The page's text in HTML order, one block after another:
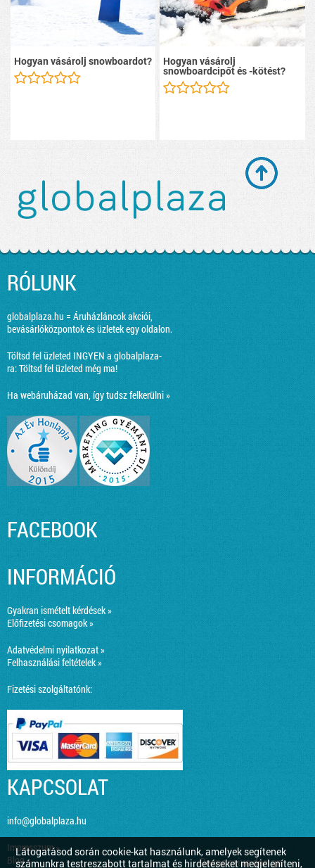
Látogatásod során cookie-kat használunk, amelyek segítenek
számunkra testreszabott tartalmat és hirdetéseket megjeleníteni,
Hogyan vásárolj snowboardot? Hogyan vásárolj
snowboardcipőt és -kötést?
RÓLUNK
globalplaza.hu = Áruházláncok akciói,
bevásárlóközpontok és üzletek egy oldalon.
Töltsd fel üzleted INGYEN a globalplaza-
ra:Töltsd fel üzleted még ma!
Ha webáruházad van, így tudsz felkerülni »
FACEBOOK
INFORMÁCIÓ
Gyakran ismételt kérdések »
Előfizetési csomagok »
Adatvédelmi nyilatkozat »
Felhasználási feltételek »
Fizetési szolgáltatónk:
KAPCSOLAT
info@globalplaza.hu
Impresszum »
Blog »
Responsive design